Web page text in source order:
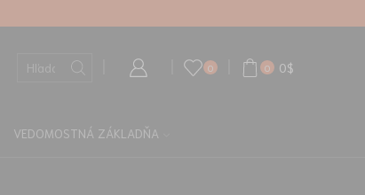
0 0 0$
VEDOMOSTNÁ ZÁKLADŇA